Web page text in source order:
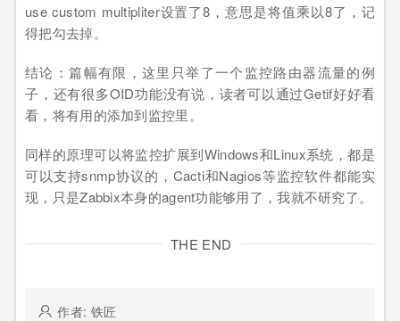
use custom multipliter设置了8，意思是将值乘以8了，记
得把勾去掉。
结论：篇幅有限，这里只举了一个监控路由器流量的例
子，还有很多OID功能没有说，读者可以通过Getif好好看
看，将有用的添加到监控里。
同样的原理可以将监控扩展到Windows和Linux系统，都是
可以支持snmp协议的，Cacti和Nagios等监控软件都能实
现，只是Zabbix本身的agent功能够用了，我就不研究了。
THE END
作者: 铁匠